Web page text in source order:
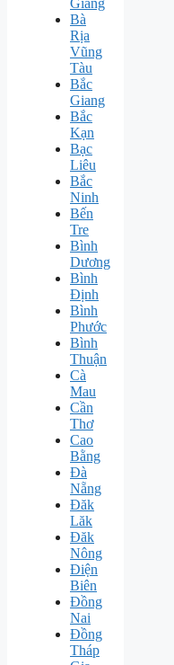
Giang
Bà
Rịa
Vũng
Tàu
Bắc
Giang
Bắc
Kạn
Bạc
Liêu
Bắc
Ninh
Bến
Tre
Bình
Dương
Bình
Định
Bình
Phước
Bình
Thuận
Cà
Mau
Cần
Thơ
Cao
Bằng
Đà
Nẵng
Đăk
Lăk
Đăk
Nông
Điện
Biên
Đồng
Nai
Đồng
Tháp